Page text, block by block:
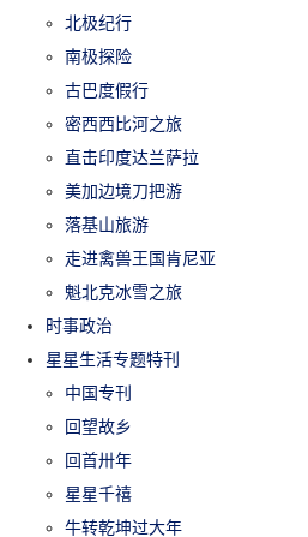
北极纪行
南极探险
古巴度假行
密西西比河之旅
直击印度达兰萨拉
美加边境刀把游
落基山旅游
走进禽兽王国肯尼亚
魁北克冰雪之旅
时事政治
星星生活专题特刊
中国专刊
回望故乡
回首卅年
星星千禧
牛转乾坤过大年